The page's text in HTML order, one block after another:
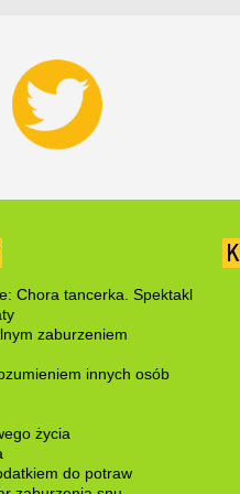
Chora tancerka. Spektakl
zaburzeniem
innych osób
życia
do potraw